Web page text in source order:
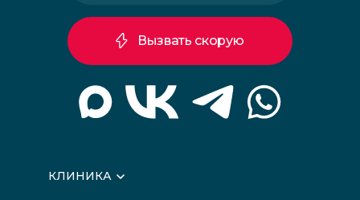
КЛИНИКА
Вызвать скорую